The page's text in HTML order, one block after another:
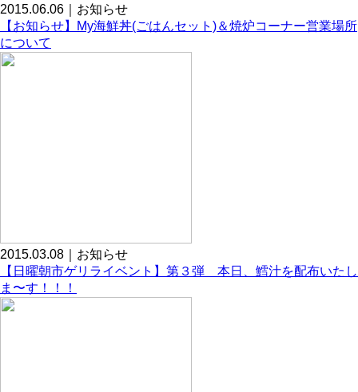
2015.06.06｜お知らせ
【お知らせ】My海鮮丼(ごはんセット)＆焼炉コーナー営業場所
について
2015.03.08｜お知らせ
【日曜朝市ゲリライベント】第３弾 本日、鱈汁を配布いたし
ま〜す！！！